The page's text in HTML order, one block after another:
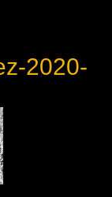
2020-